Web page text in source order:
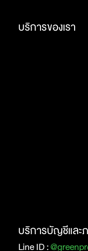
บริการของเรา
บริการบัญชีและ
Line ID :